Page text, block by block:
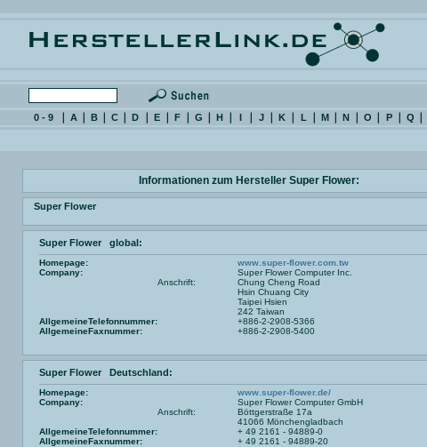
0 - 9 A B C D E F G H I J K L M N O P Q
Informationen zum Hersteller Super Flower:
Super Flower
Super Flower global:
Homepage:
www.super-flower.com.tw
Company:
Super Flower Computer Inc.
Anschrift:
Chung Cheng Road
Hsin Chuang City
Taipei Hsien
242 Taiwan
AllgemeineTelefonnummer:
+886-2-2908-5366
AllgemeineFaxnummer:
+886-2-2908-5400
Super Flower Deutschland:
Homepage:
www.super-flower.de/
Company:
Super Flower Computer GmbH
Anschrift:
Böttgerstraße 17a
41066 Mönchengladbach
AllgemeineTelefonnummer:
+ 49 2161 - 94889-0
AllgemeineFaxnummer:
+ 49 2161 - 94889-20